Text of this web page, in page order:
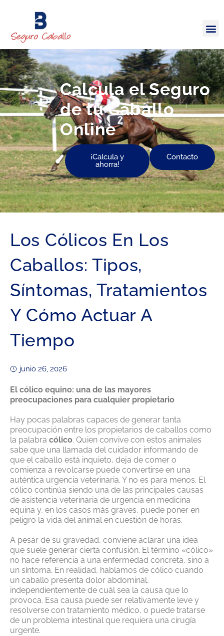
Calcula el Seguro
de tu Caballo
Online
¡Calcula y
ahorra!
Contacto
Los Cólicos En Los
Caballos: Tipos,
Síntomas, Tratamientos
Y Cómo Actuar A
Tiempo
junio 26, 2026
El cólico equino: una de las mayores
preocupaciones para cualquier propietario
Hay pocas palabras capaces de generar tanta
preocupación entre los propietarios de caballos como
la palabra cólico. Quien convive con estos animales
sabe que una llamada del cuidador informando de
que el caballo está inquieto, deja de comer o
comienza a revolcarse puede convertirse en una
auténtica urgencia veterinaria. Y no es para menos. El
cólico continúa siendo una de las principales causas
de asistencia veterinaria de urgencia en medicina
equina y, en los casos más graves, puede poner en
peligro la vida del animal en cuestión de horas.
A pesar de su gravedad, conviene aclarar una idea
que suele generar cierta confusión. El término «cólico»
no hace referencia a una enfermedad concreta, sino a
un síntoma. En realidad, hablamos de cólico cuando
un caballo presenta dolor abdominal,
independientemente de cuál sea la causa que lo
provoca. Esa causa puede ser relativamente leve y
resolverse con tratamiento médico, o puede tratarse
de un problema intestinal que requiera una cirugía
urgente.